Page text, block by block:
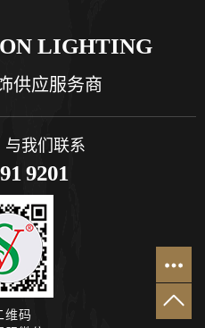
LIGHTING
供应服务商
与我们联系
9201
维码